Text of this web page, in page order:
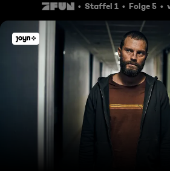
Staffel 1 Folge 5